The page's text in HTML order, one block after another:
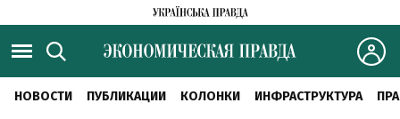
НОВОСТИ ПУБЛИКАЦИИ КОЛОНКИ ИНФРАСТРУКТУРА